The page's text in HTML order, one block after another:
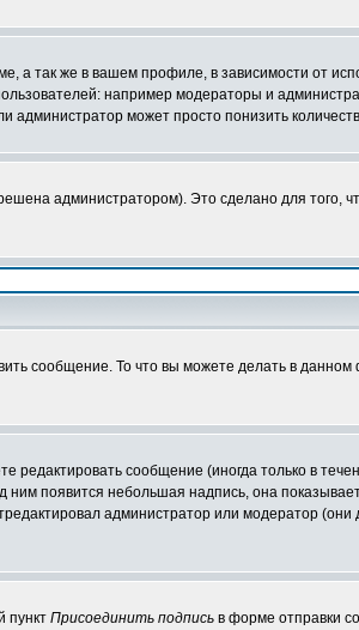
так же в вашем профиле, в зависимости от
например модераторы и
может просто понизить
администратором). Это сделано для того,
сообщение. То что вы можете делать в
сообщение (иногда только в
появится небольшая надпись, она
администратор или модератор (они
пункт Присоединить подпись в форме отправки